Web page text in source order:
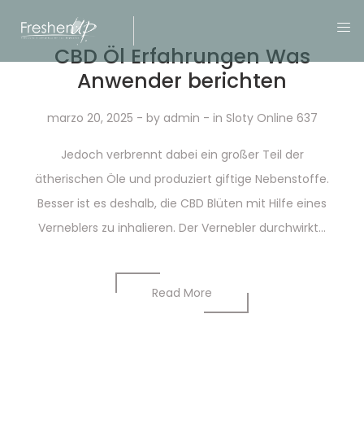
CBD Öl Erfahrungen Was
Anwender berichten
marzo 20, 2025 - by admin - in Sloty Online 637
Jedoch verbrennt dabei ein großer Teil der
ätherischen Öle und produziert giftige Nebenstoffe.
Besser ist es deshalb, die CBD Blüten mit Hilfe eines
Verneblers zu inhalieren. Der Vernebler durchwirkt...
Read More